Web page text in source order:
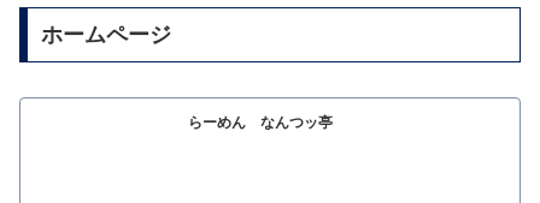
ホームページ
らーめん なんつッ亭